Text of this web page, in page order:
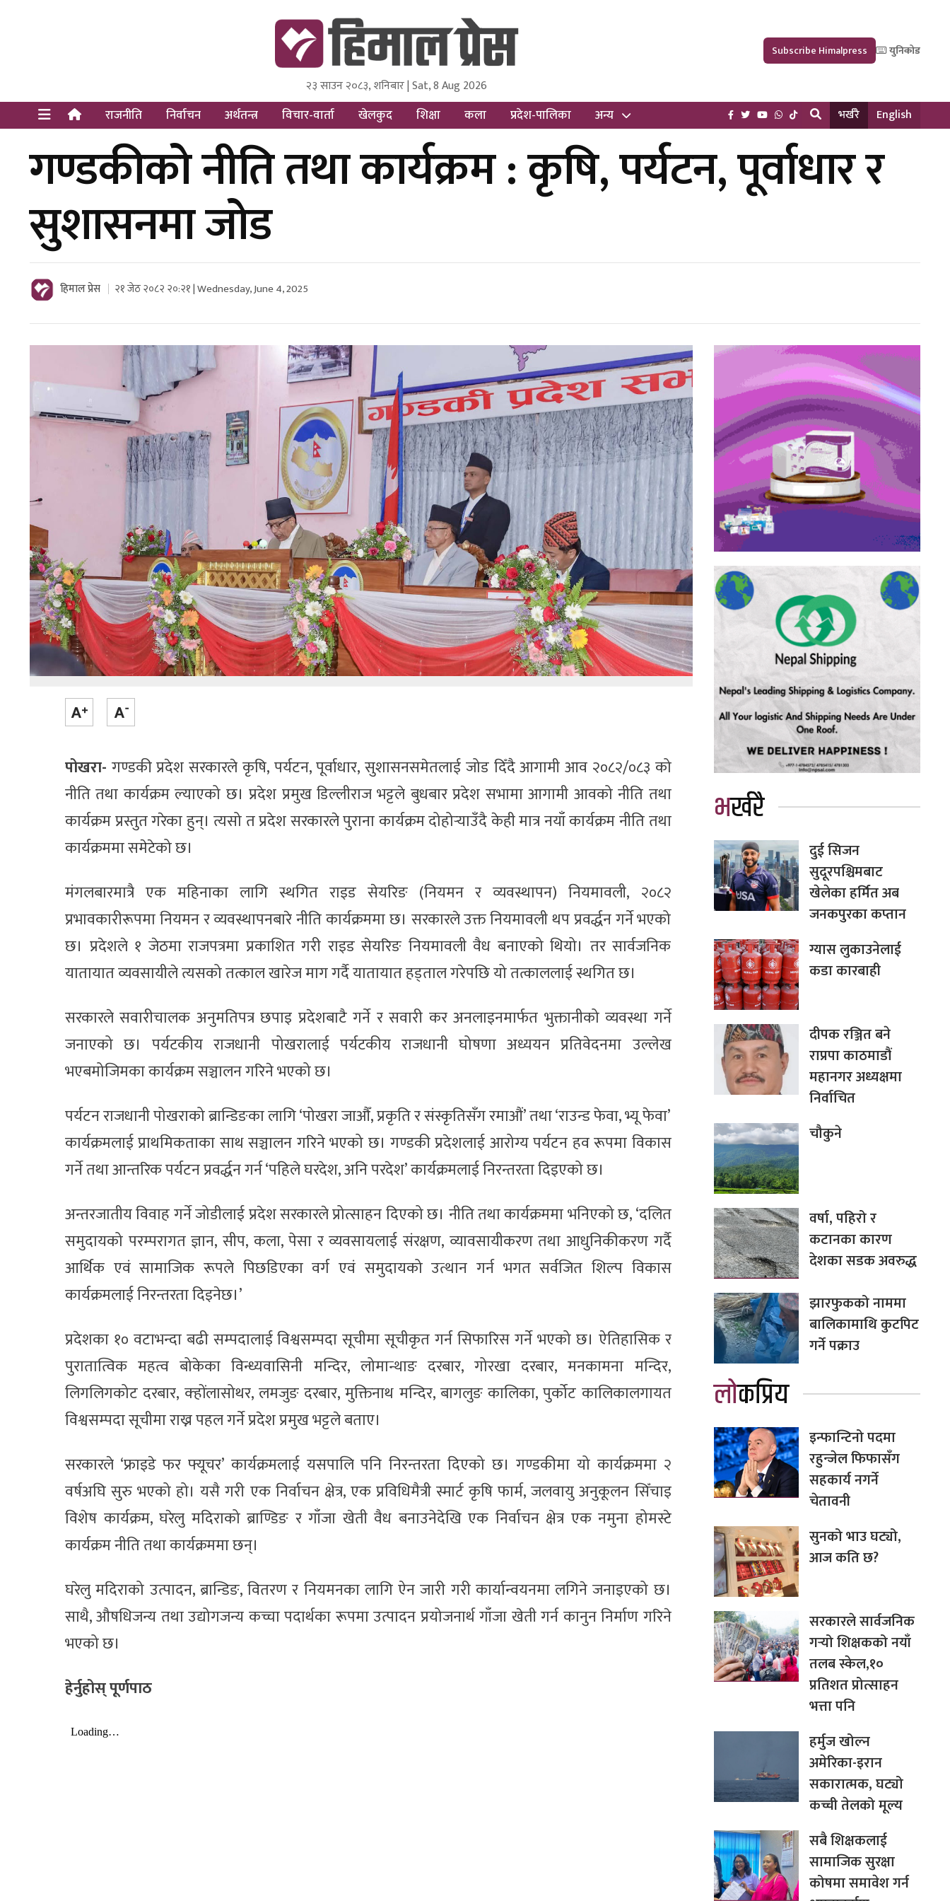
Himal Press
Dot NewsyNepal Media and Research Pvt Ltd.
२३ साउन २०८३, शनिबार | Sat, 8 Aug 2026
Subscribe Himalpress युनिकोड
राजनीति निर्वाचन अर्थतन्त्र विचार-वार्ता खेलकुद शिक्षा कला प्रदेश-पालिका अन्य भर्खरै English
गण्डकीको नीति तथा कार्यक्रम : कृषि, पर्यटन, पूर्वाधार र
सुशासनमा जोड
हिमाल प्रेस २१ जेठ २०८२ २०:२१ | Wednesday, June 4, 2025
पोखरा- गण्डकी प्रदेश सरकारले कृषि, पर्यटन, पूर्वाधार, सुशासनसमेतलाई जोड दिँदै आगामी आव २०८२/०८३ को
नीति तथा कार्यक्रम ल्याएको छ। प्रदेश प्रमुख डिल्लीराज भट्टले बुधबार प्रदेश सभामा आगामी आवको नीति तथा
कार्यक्रम प्रस्तुत गरेका हुन्। त्यसो त प्रदेश सरकारले पुराना कार्यक्रम दोहोर्‍याउँदै केही मात्र नयाँ कार्यक्रम नीति तथा
कार्यक्रममा समेटेको छ।
मंगलबारमात्रै एक महिनाका लागि स्थगित राइड सेयरिङ (नियमन र व्यवस्थापन) नियमावली, २०८२
प्रभावकारीरूपमा नियमन र व्यवस्थापनबारे नीति कार्यक्रममा छ। सरकारले उक्त नियमावली थप प्रवर्द्धन गर्ने भएको
छ। प्रदेशले १ जेठमा राजपत्रमा प्रकाशित गरी राइड सेयरिङ नियमावली वैध बनाएको थियो। तर सार्वजनिक
यातायात व्यवसायीले त्यसको तत्काल खारेज माग गर्दै यातायात हड्ताल गरेपछि यो तत्काललाई स्थगित छ।
सरकारले सवारीचालक अनुमतिपत्र छपाइ प्रदेशबाटै गर्ने र सवारी कर अनलाइनमार्फत भुक्तानीको व्यवस्था गर्ने
जनाएको छ। पर्यटकीय राजधानी पोखरालाई पर्यटकीय राजधानी घोषणा अध्ययन प्रतिवेदनमा उल्लेख
भएबमोजिमका कार्यक्रम सञ्चालन गरिने भएको छ।
पर्यटन राजधानी पोखराको ब्रान्डिङका लागि ‘पोखरा जाऔँ, प्रकृति र संस्कृतिसँग रमाऔं’ तथा ‘राउन्ड फेवा, भ्यू फेवा’
कार्यक्रमलाई प्राथमिकताका साथ सञ्चालन गरिने भएको छ। गण्डकी प्रदेशलाई आरोग्य पर्यटन हव रूपमा विकास
गर्ने तथा आन्तरिक पर्यटन प्रवर्द्धन गर्न ‘पहिले घरदेश, अनि परदेश’ कार्यक्रमलाई निरन्तरता दिइएको छ।
अन्तरजातीय विवाह गर्ने जोडीलाई प्रदेश सरकारले प्रोत्साहन दिएको छ। नीति तथा कार्यक्रममा भनिएको छ, ‘दलित
समुदायको परम्परागत ज्ञान, सीप, कला, पेसा र व्यवसायलाई संरक्षण, व्यावसायीकरण तथा आधुनिकीकरण गर्दै
आर्थिक एवं सामाजिक रूपले पिछडिएका वर्ग एवं समुदायको उत्थान गर्न भगत सर्वजित शिल्प विकास
कार्यक्रमलाई निरन्तरता दिइनेछ।’
प्रदेशका १० वटाभन्दा बढी सम्पदालाई विश्वसम्पदा सूचीमा सूचीकृत गर्न सिफारिस गर्ने भएको छ। ऐतिहासिक र
पुरातात्विक महत्व बोकेका विन्ध्यवासिनी मन्दिर, लोमान्थाङ दरबार, गोरखा दरबार, मनकामना मन्दिर,
लिगलिगकोट दरबार, क्होंलासोथर, लमजुङ दरबार, मुक्तिनाथ मन्दिर, बागलुङ कालिका, पुर्कोट कालिकालगायत
विश्वसम्पदा सूचीमा राख्न पहल गर्ने प्रदेश प्रमुख भट्टले बताए।
सरकारले ‘फ्राइडे फर फ्यूचर’ कार्यक्रमलाई यसपालि पनि निरन्तरता दिएको छ। गण्डकीमा यो कार्यक्रममा २
वर्षअघि सुरु भएको हो। यसै गरी एक निर्वाचन क्षेत्र, एक प्रविधिमैत्री स्मार्ट कृषि फार्म, जलवायु अनुकूलन सिँचाइ
विशेष कार्यक्रम, घरेलु मदिराको ब्राण्डिङ र गाँजा खेती वैध बनाउनेदेखि एक निर्वाचन क्षेत्र एक नमुना होमस्टे
कार्यक्रम नीति तथा कार्यक्रममा छन्।
घरेलु मदिराको उत्पादन, ब्रान्डिङ, वितरण र नियमनका लागि ऐन जारी गरी कार्यान्वयनमा लगिने जनाइएको छ।
साथै, औषधिजन्य तथा उद्योगजन्य कच्चा पदार्थका रूपमा उत्पादन प्रयोजनार्थ गाँजा खेती गर्न कानुन निर्माण गरिने
भएको छ।
हेर्नुहोस् पूर्णपाठ
भर्खरै
दुई सिजन
सुदूरपश्चिमबाट
खेलेका हर्मित अब
जनकपुरका कप्तान
ग्यास लुकाउनेलाई
कडा कारबाही
दीपक रञ्जित बने
राप्रपा काठमाडौं
महानगर अध्यक्षमा
निर्वाचित
चौकुने
वर्षा, पहिरो र
कटानका कारण
देशका सडक अवरुद्ध
झारफुकको नाममा
बालिकामाथि कुटपिट
गर्ने पक्राउ
लोकप्रिय
इन्फान्टिनो पदमा
रहुन्जेल फिफासँग
सहकार्य नगर्ने
चेतावनी
सुनको भाउ घट्यो,
आज कति छ?
सरकारले सार्वजनिक
गर्‍यो शिक्षकको नयाँ
तलब स्केल,१०
प्रतिशत प्रोत्साहन
भत्ता पनि
हर्मुज खोल्न
अमेरिका-इरान
सकारात्मक, घट्यो
कच्ची तेलको मूल्य
सबै शिक्षकलाई
सामाजिक सुरक्षा
कोषमा समावेश गर्न